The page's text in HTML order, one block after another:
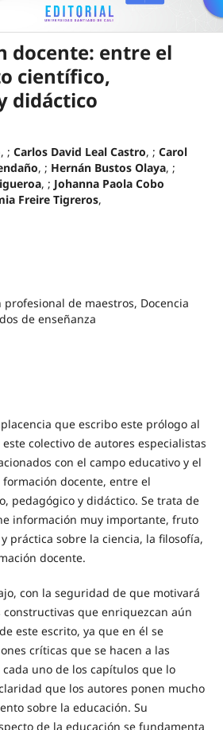
docente: entre el
científico,
didáctico
, ; Carlos David Leal Castro, ; Carol
, ; Hernán Bustos Olaya, ;
, ; Johanna Paola Cobo
Freire Tigreros,
profesional de maestros, Docencia
de enseñanza
que escribo este prólogo al
colectivo de autores especialistas
con el campo educativo y el
docente, entre el
pedagógico y didáctico. Se trata de
información muy importante, fruto
práctica sobre la ciencia, la filosofía,
docente.
con la seguridad de que motivará
que enriquezcan aún
este escrito, ya que en él se
críticas que se hacen a las
uno de los capítulos que lo
que los autores ponen mucho
sobre la educación. Su
de la educación se fundamenta